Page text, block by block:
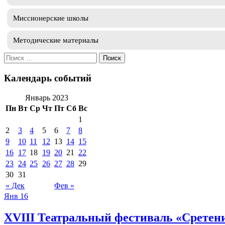
Миссионерские школы
Методические материалы
Искать:
Календарь событий
Январь 2023
Пн Вт Ср Чт Пт Сб Вс
« Дек Фев »
1
2
3 4 5 6 7
8
9
10 11 12 13 14 15
16 17 18 19 20 21
22
23 24 25 26 27 28 29
30 31
Янв 16
XVIII Театральный фестиваль